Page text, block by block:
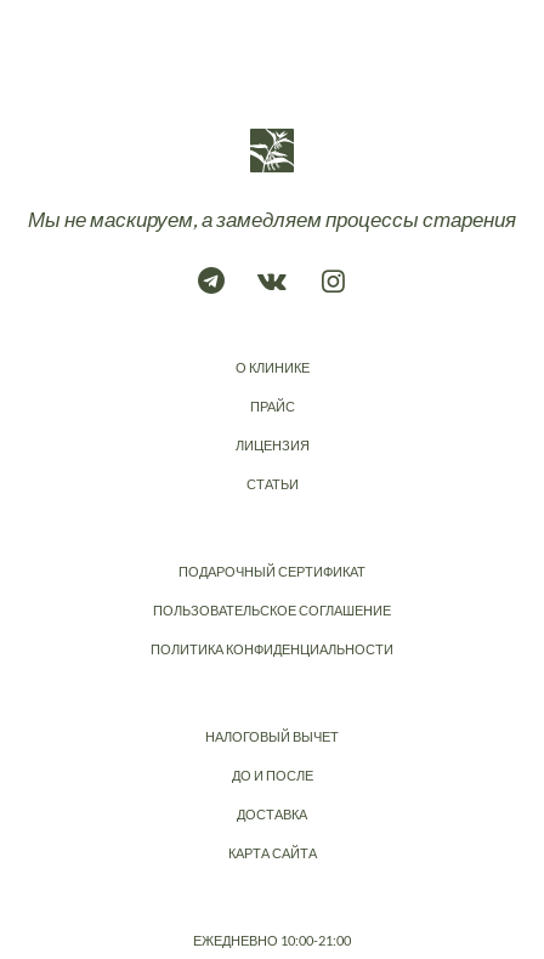
Мы не маскируем, а замедляем процессы старения
О КЛИНИКЕ
ПРАЙС
ЛИЦЕНЗИЯ
СТАТЬИ
ПОДАРОЧНЫЙ СЕРТИФИКАТ
ПОЛЬЗОВАТЕЛЬСКОЕ СОГЛАШЕНИЕ
ПОЛИТИКА КОНФИДЕНЦИАЛЬНОСТИ
НАЛОГОВЫЙ ВЫЧЕТ
ДО И ПОСЛЕ
ДОСТАВКА
КАРТА САЙТА
ЕЖЕДНЕВНО 10:00-21:00